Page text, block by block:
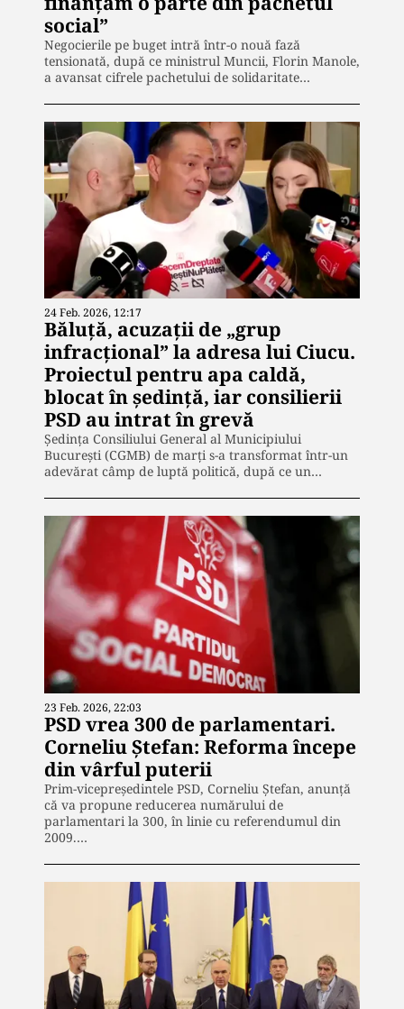
social”
Negocierile pe buget intră într-o nouă fază
tensionată, după ce ministrul Muncii, Florin Manole,
a avansat cifrele pachetului de solidaritate…
24 Feb. 2026, 12:17
Băluţă, acuzații de „grup
infracțional” la adresa lui Ciucu.
Proiectul pentru apa caldă,
blocat în ședință, iar consilierii
PSD au intrat în grevă
Ședința Consiliului General al Municipiului
București (CGMB) de marți s-a transformat într-un
adevărat câmp de luptă politică, după ce un…
23 Feb. 2026, 22:03
PSD vrea 300 de parlamentari.
Corneliu Ștefan: Reforma începe
din vârful puterii
Prim-vicepreședintele PSD, Corneliu Ștefan, anunță
că va propune reducerea numărului de
parlamentari la 300, în linie cu referendumul din
2009.…